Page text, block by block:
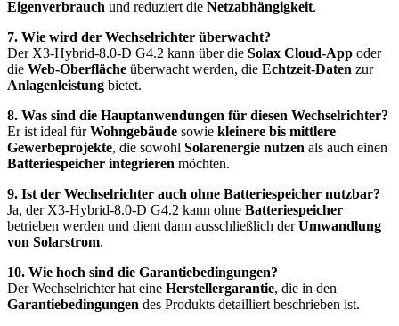
Eigenverbrauch und reduziert die Netzabhängigkeit.
7. Wie wird der Wechselrichter überwacht?
Der X3-Hybrid-8.0-D G4.2 kann über die Solax Cloud-App oder
die Web-Oberfläche überwacht werden, die Echtzeit-Daten zur
Anlagenleistung bietet.
8. Was sind die Hauptanwendungen für diesen Wechselrichter?
Er ist ideal fürWohngebäude sowie kleinere bis mittlere
Gewerbeprojekte, die sowohl Solarenergie nutzen als auch einen
Batteriespeicher integrieren möchten.
9. Ist der Wechselrichter auch ohne Batteriespeicher nutzbar?
Ja, der X3-Hybrid-8.0-D G4.2 kann ohne Batteriespeicher
betrieben werden und dient dann ausschließlich derUmwandlung
von Solarstrom.
10. Wie hoch sind die Garantiebedingungen?
Der Wechselrichter hat eine Herstellergarantie, die in den
Garantiebedingungen des Produkts detailliert beschrieben ist.